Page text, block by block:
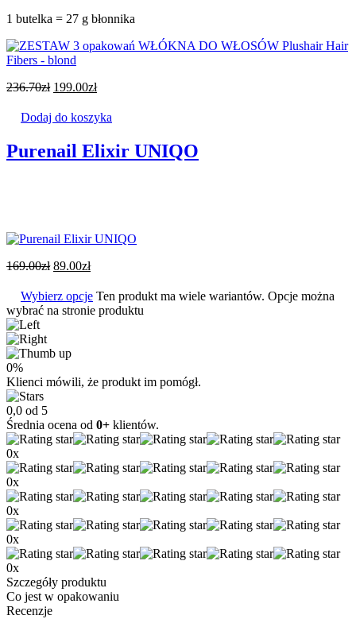
1 butelka = 27 g błonnika
236.70zł 199.00zł
Dodaj do koszyka
Purenail Elixir UNIQO
169.00zł 89.00zł
Wybierz opcje Ten produkt ma wiele wariantów. Opcje można
wybrać na stronie produktu
0%
Klienci mówili, że produkt im pomógł.
0,0 od 5
Średnia ocena od 0+ klientów.
0x
0x
0x
0x
0x
Szczegóły produktu
Co jest w opakowaniu
Recenzje